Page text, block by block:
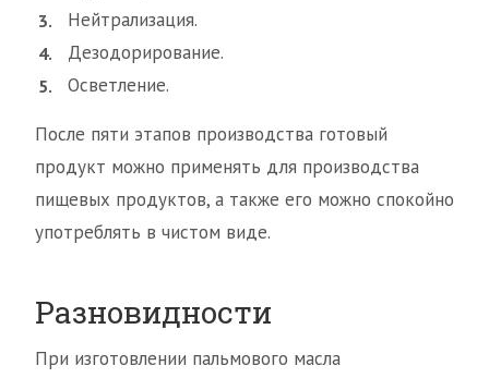
Нейтрализация.
Дезодорирование.
Осветление.
После пяти этапов производства готовый
продукт можно применять для производства
пищевых продуктов, а также его можно спокойно
употреблять в чистом виде.
Разновидности
При изготовлении пальмового масла